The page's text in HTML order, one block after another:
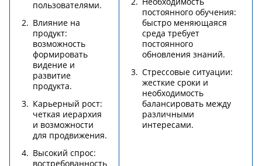
пользователями.
Влияние на
продукт:
возможность
формировать
видение и
развитие
продукта.
Карьерный рост:
четкая иерархия
и возможности
для продвижения.
Высокий спрос:
востребованность
постоянного обучения:
быстро меняющаяся
среда требует
постоянного
обновления знаний.
Стрессовые ситуации:
жесткие сроки и
необходимость
балансировать между
различными
интересами.